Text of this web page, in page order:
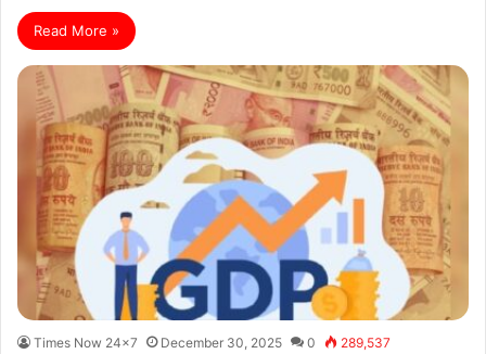
Read More »
Times Now 24x7 December 30, 2025 0 289,537